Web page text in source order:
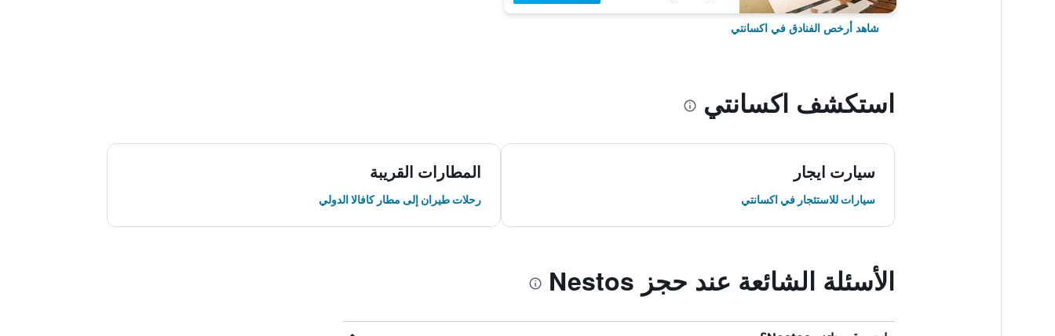
شاهد أرخص الفنادق في اكسانتي
استكشف اكسانتي
سيارت ايجار
سيارات للاستئجار في اكسانتي
المطارات القريبة
رحلات طيران إلى مطار كافالا الدولي
الأسئلة الشائعة عند حجز Nestos